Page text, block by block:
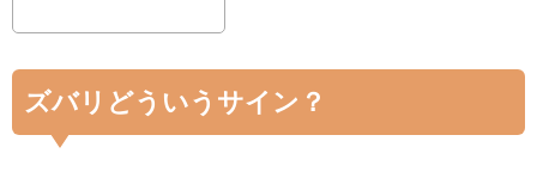
ズバリどういうサイン？